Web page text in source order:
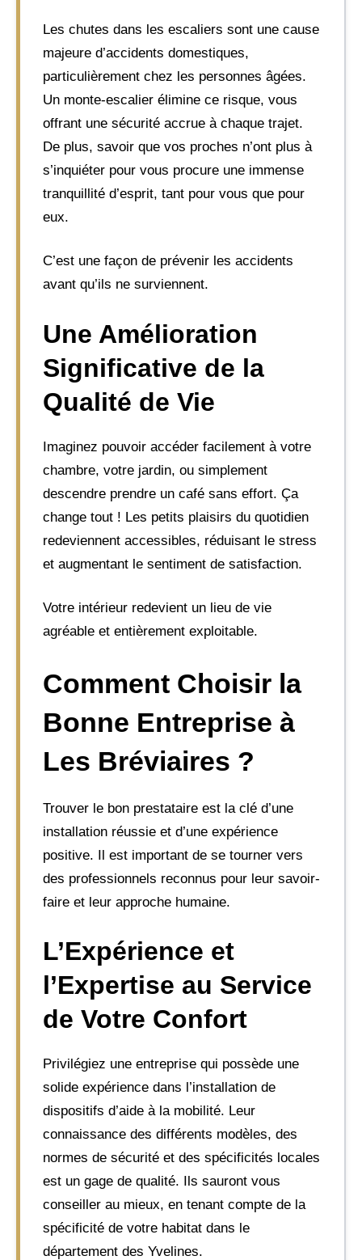
Les chutes dans les escaliers sont une cause
majeure d’accidents domestiques,
particulièrement chez les personnes âgées.
Un monte-escalier élimine ce risque, vous
offrant une sécurité accrue à chaque trajet.
De plus, savoir que vos proches n’ont plus à
s’inquiéter pour vous procure une immense
tranquillité d’esprit, tant pour vous que pour
eux.
C’est une façon de prévenir les accidents
avant qu’ils ne surviennent.
Une Amélioration
Significative de la
Qualité de Vie
Imaginez pouvoir accéder facilement à votre
chambre, votre jardin, ou simplement
descendre prendre un café sans effort. Ça
change tout ! Les petits plaisirs du quotidien
redeviennent accessibles, réduisant le stress
et augmentant le sentiment de satisfaction.
Votre intérieur redevient un lieu de vie
agréable et entièrement exploitable.
Comment Choisir la
Bonne Entreprise à
Les Bréviaires ?
Trouver le bon prestataire est la clé d’une
installation réussie et d’une expérience
positive. Il est important de se tourner vers
des professionnels reconnus pour leur savoir-
faire et leur approche humaine.
L’Expérience et
l’Expertise au Service
de Votre Confort
Privilégiez une entreprise qui possède une
solide expérience dans l’installation de
dispositifs d’aide à la mobilité. Leur
connaissance des différents modèles, des
normes de sécurité et des spécificités locales
est un gage de qualité. Ils sauront vous
conseiller au mieux, en tenant compte de la
spécificité de votre habitat dans le
département des Yvelines.